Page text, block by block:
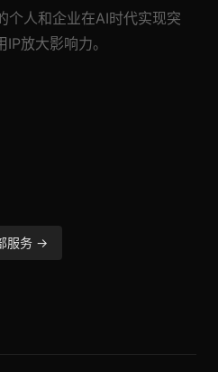
个人和企业在AI时代实现突
放大影响力。
服务 →